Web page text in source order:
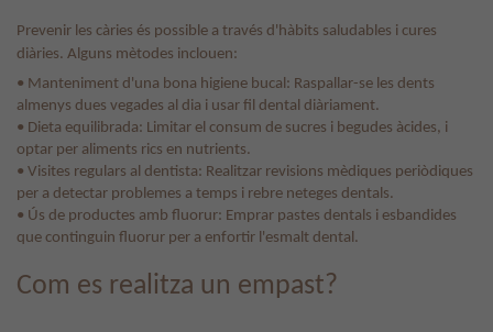
Prevenir les càries és possible a través d'hàbits saludables i cures
diàries. Alguns mètodes inclouen:
• Manteniment d'una bona higiene bucal: Raspallar-se les dents
almenys dues vegades al dia i usar fil dental diàriament.
• Dieta equilibrada: Limitar el consum de sucres i begudes àcides, i
optar per aliments rics en nutrients.
• Visites regulars al dentista: Realitzar revisions mèdiques periòdiques
per a detectar problemes a temps i rebre neteges dentals.
• Ús de productes amb fluorur: Emprar pastes dentals i esbandides
que continguin fluorur per a enfortir l'esmalt dental.
Com es realitza un empast?